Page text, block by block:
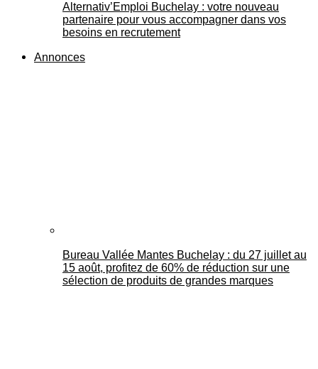
Alternativ’Emploi Buchelay : votre nouveau
partenaire pour vous accompagner dans vos
besoins en recrutement
Annonces
Bureau Vallée Mantes Buchelay : du 27 juillet au
15 août, profitez de 60% de réduction sur une
sélection de produits de grandes marques